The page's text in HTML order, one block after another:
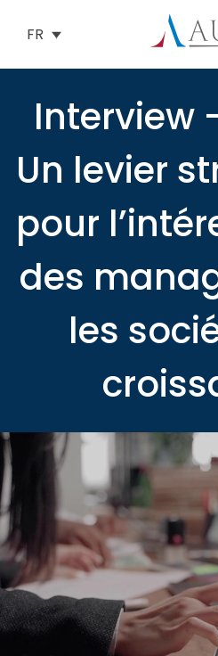
FR
Interview
Un levier
pour
des
les